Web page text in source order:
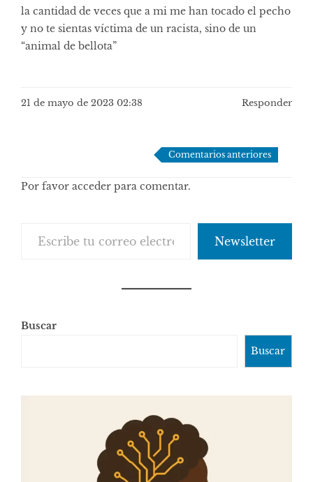
la cantidad de veces que a mi me han tocado el pecho
y no te sientas víctima de un racista, sino de un
“animal de bellota”
21 de mayo de 2023 02:38 Responder
comentarios
Comentarios anteriores
Por favor acceder para comentar.
Newsletter
Buscar
Buscar